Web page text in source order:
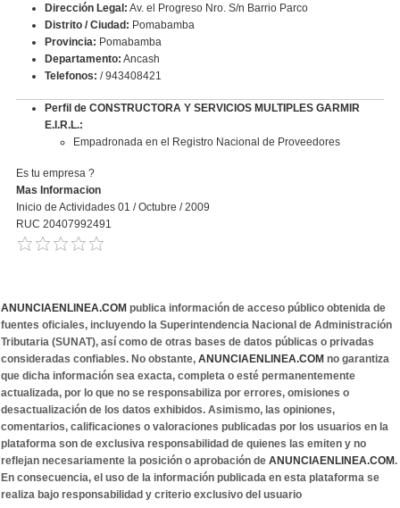
Dirección Legal: Av. el Progreso Nro. S/n Barrio Parco
Distrito / Ciudad: Pomabamba
Provincia: Pomabamba
Departamento: Ancash
Telefonos: / 943408421
Perfil de CONSTRUCTORA Y SERVICIOS MULTIPLES GARMIR
E.I.R.L.:
Empadronada en el Registro Nacional de Proveedores
Es tu empresa ?
Mas Informacion
Inicio de Actividades 01 / Octubre / 2009
RUC 20407992491
ANUNCIAENLINEA.COM publica información de acceso público obtenida de
fuentes oficiales, incluyendo la Superintendencia Nacional de Administración
Tributaria (SUNAT), así como de otras bases de datos públicas o privadas
consideradas confiables. No obstante, ANUNCIAENLINEA.COM no garantiza
que dicha información sea exacta, completa o esté permanentemente
actualizada, por lo que no se responsabiliza por errores, omisiones o
desactualización de los datos exhibidos. Asimismo, las opiniones,
comentarios, calificaciones o valoraciones publicadas por los usuarios en la
plataforma son de exclusiva responsabilidad de quienes las emiten y no
reflejan necesariamente la posición o aprobación de ANUNCIAENLINEA.COM.
En consecuencia, el uso de la información publicada en esta plataforma se
realiza bajo responsabilidad y criterio exclusivo del usuario